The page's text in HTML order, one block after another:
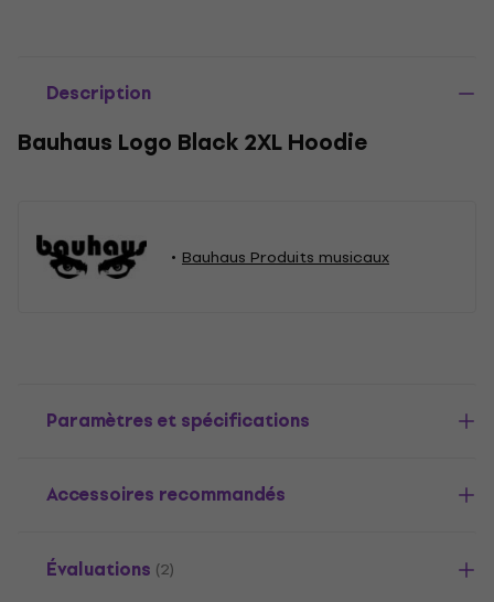
Description
Bauhaus Logo Black 2XL Hoodie
Bauhaus Produits musicaux
Paramètres et spécifications
Accessoires recommandés
Évaluations (2)